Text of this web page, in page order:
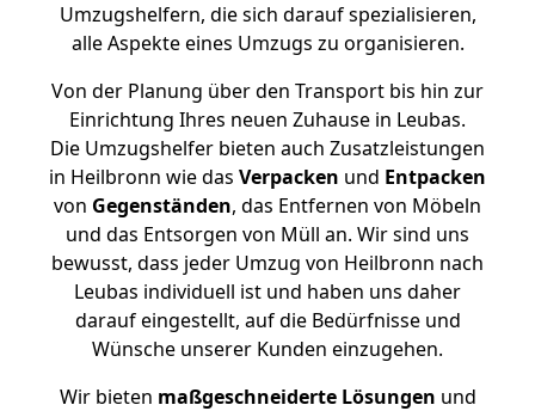
Umzugshelfern, die sich darauf spezialisieren,
alle Aspekte eines Umzugs zu organisieren.
Von der Planung über den Transport bis hin zur
Einrichtung Ihres neuen Zuhause in Leubas.
Die Umzugshelfer bieten auch Zusatzleistungen
in Heilbronn wie das Verpacken und Entpacken
von Gegenständen, das Entfernen von Möbeln
und das Entsorgen von Müll an. Wir sind uns
bewusst, dass jeder Umzug von Heilbronn nach
Leubas individuell ist und haben uns daher
darauf eingestellt, auf die Bedürfnisse und
Wünsche unserer Kunden einzugehen.
Wir bieten maßgeschneiderte Lösungen und